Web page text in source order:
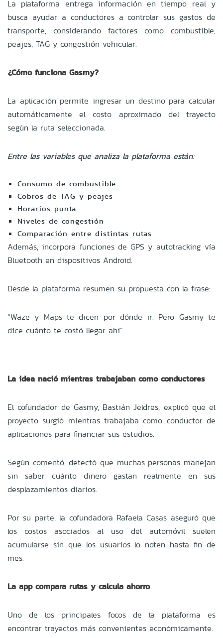
La plataforma entrega información en tiempo real y
busca ayudar a conductores a controlar sus gastos de
transporte, considerando factores como combustible,
peajes, TAG y congestión vehicular.
¿Cómo funciona Gasmy?
La aplicación permite ingresar un destino para calcular
automáticamente el costo aproximado del trayecto
según la ruta seleccionada.
Entre las variables que analiza la plataforma están:
Consumo de combustible
Cobros de TAG y peajes
Horarios punta
Niveles de congestión
Comparación entre distintas rutas
Además, incorpora funciones de GPS y autotracking vía
Bluetooth en dispositivos Android.
Desde la plataforma resumen su propuesta con la frase:
“Waze y Maps te dicen por dónde ir. Pero Gasmy te
dice cuánto te costó llegar ahí”.
La idea nació mientras trabajaban como conductores
El cofundador de Gasmy, Bastián Jeldres, explicó que el
proyecto surgió mientras trabajaba como conductor de
aplicaciones para financiar sus estudios.
Según comentó, detectó que muchas personas manejan
sin saber cuánto dinero gastan realmente en sus
desplazamientos diarios.
Por su parte, la cofundadora Rafaela Casas aseguró que
los costos asociados al uso del automóvil suelen
acumularse sin que los usuarios lo noten hasta fin de
mes.
La app compara rutas y calcula ahorro
Uno de los principales focos de la plataforma es
encontrar trayectos más convenientes económicamente.